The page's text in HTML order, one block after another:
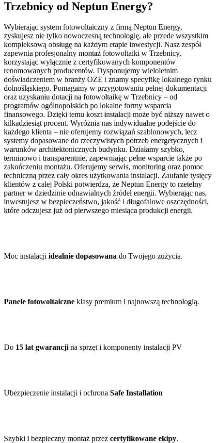
Trzebnicy od Neptun Energy?
Wybierając system fotowoltaiczny z firmą Neptun Energy,
zyskujesz nie tylko nowoczesną technologię, ale przede wszystkim
kompleksową obsługę na każdym etapie inwestycji. Nasz zespół
zapewnia profesjonalny montaż fotowoltaiki w Trzebnicy,
korzystając wyłącznie z certyfikowanych komponentów
renomowanych producentów. Dysponujemy wieloletnim
doświadczeniem w branży OZE i znamy specyfikę lokalnego rynku
dolnośląskiego. Pomagamy w przygotowaniu pełnej dokumentacji
oraz uzyskaniu dotacji na fotowoltaikę w Trzebnicy – od
programów ogólnopolskich po lokalne formy wsparcia
finansowego. Dzięki temu koszt instalacji może być niższy nawet o
kilkadziesiąt procent. Wyróżnia nas indywidualne podejście do
każdego klienta – nie oferujemy rozwiązań szablonowych, lecz
systemy dopasowane do rzeczywistych potrzeb energetycznych i
warunków architektonicznych budynku. Działamy szybko,
terminowo i transparentnie, zapewniając pełne wsparcie także po
zakończeniu montażu. Oferujemy serwis, monitoring oraz pomoc
techniczną przez cały okres użytkowania instalacji. Zaufanie tysięcy
klientów z całej Polski potwierdza, że Neptun Energy to rzetelny
partner w dziedzinie odnawialnych źródeł energii. Wybierając nas,
inwestujesz w bezpieczeństwo, jakość i długofalowe oszczędności,
które odczujesz już od pierwszego miesiąca produkcji energii.
Moc instalacji idealnie dopasowana do Twojego zużycia.
Panele fotowoltaiczne klasy premium i najnowszą technologią.
Do 15 lat gwarancji na sprzęt i komponenty instalacji PV
Ubezpieczenie instalacji i ochrona Safe Installation
Szybki i bezpieczny montaż przez certyfikowane ekipy.